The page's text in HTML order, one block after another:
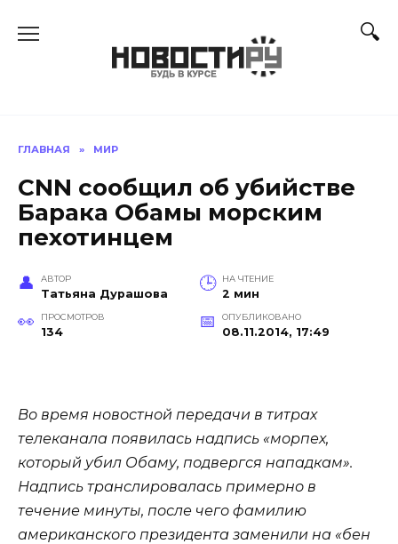
ГЛАВНАЯ » МИР
CNN сообщил об убийстве
Барака Обамы морским
пехотинцем
АВТОР
Татьяна Дурашова
НА ЧТЕНИЕ
2 мин
ПРОСМОТРОВ
134
ОПУБЛИКОВАНО
08.11.2014, 17:49
Во время новостной передачи в титрах
телеканала появилась надпись «морпех,
который убил Обаму, подвергся нападкам».
Надпись транслировалась примерно в
течение минуты, после чего фамилию
американского президента заменили на «бен